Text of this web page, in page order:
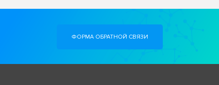
ФОРМА ОБРАТНОЙ СВЯЗИ